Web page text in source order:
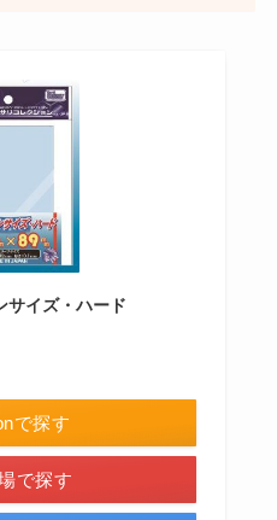
サイズ・ハード
で探す
で探す